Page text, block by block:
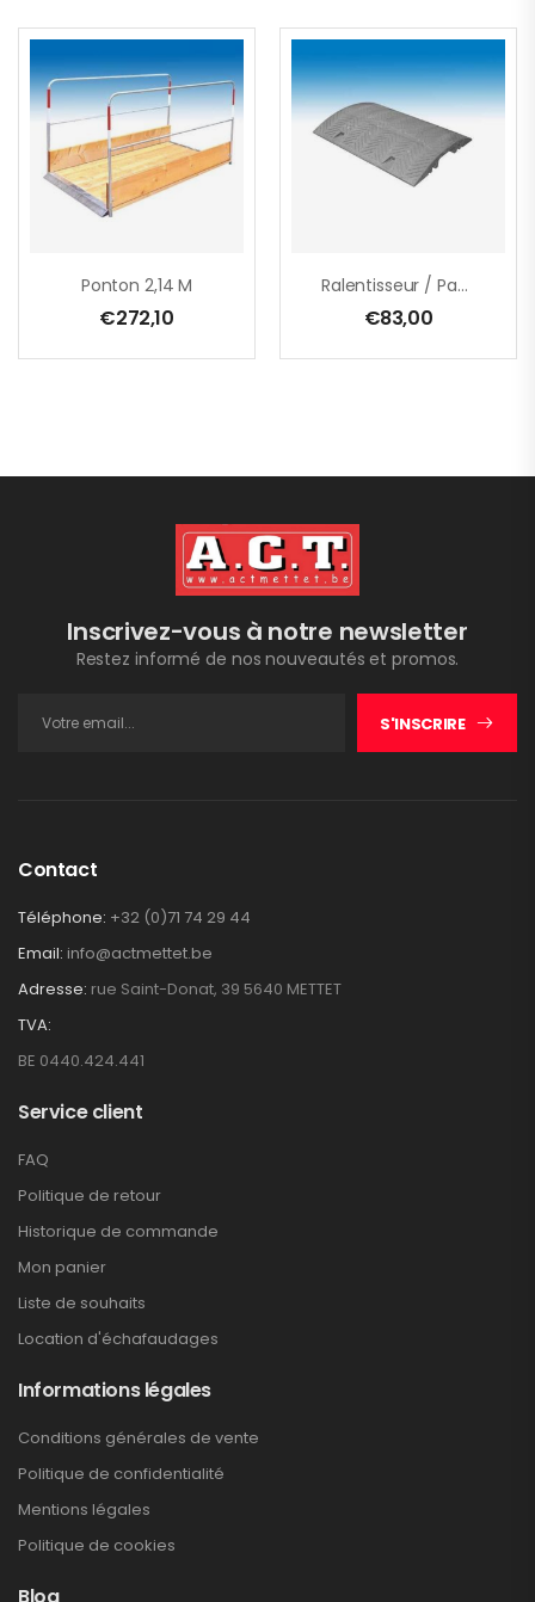
Ponton 2,14 M
€272,10
Ralentisseur / Passage De Câbles
€83,00
Inscrivez-vous à notre newsletter
Restez informé de nos nouveautés et promos.
S'INSCRIRE
Contact
Téléphone: +32 (0)71 74 29 44
Email: info@actmettet.be
Adresse: rue Saint-Donat, 39 5640 METTET
TVA:
BE 0440.424.441
Service client
FAQ
Politique de retour
Historique de commande
Mon panier
Liste de souhaits
Location d'échafaudages
Informations légales
Conditions générales de vente
Politique de confidentialité
Mentions légales
Politique de cookies